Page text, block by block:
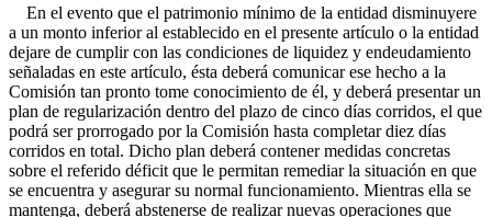
En el evento que el patrimonio mínimo de la entidad disminuyere
a un monto inferior al establecido en el presente artículo o la entidad
dejare de cumplir con las condiciones de liquidez y endeudamiento
señaladas en este artículo, ésta deberá comunicar ese hecho a la
Comisión tan pronto tome conocimiento de él, y deberá presentar un
plan de regularización dentro del plazo de cinco días corridos, el que
podrá ser prorrogado por la Comisión hasta completar diez días
corridos en total. Dicho plan deberá contener medidas concretas
sobre el referido déficit que le permitan remediar la situación en que
se encuentra y asegurar su normal funcionamiento. Mientras ella se
mantenga, deberá abstenerse de realizar nuevas operaciones que